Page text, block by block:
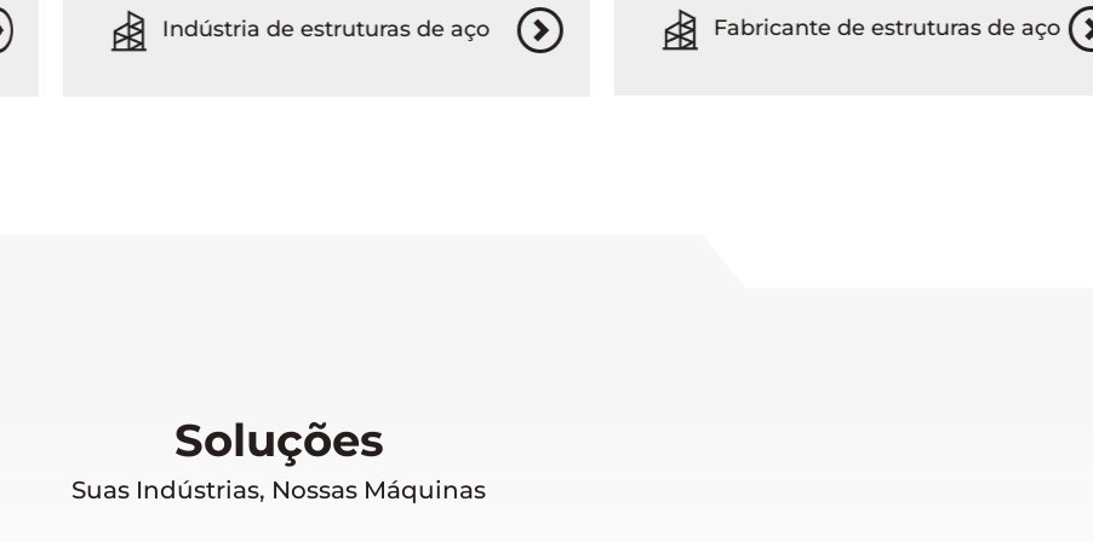
Indústria de estruturas de aço Fabricante de estruturas de aço
Soluções
Suas Indústrias, Nossas Máquinas